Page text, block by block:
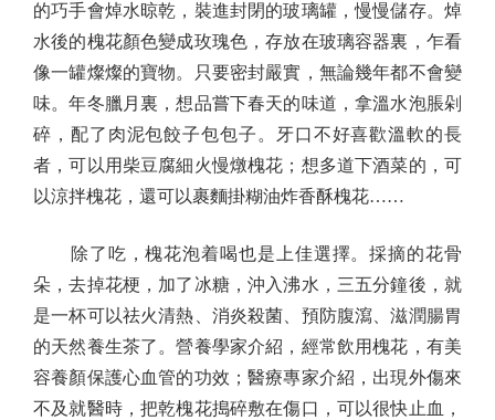
的巧手會焯水晾乾，裝進封閉的玻璃罐，慢慢儲存。焯
水後的槐花顏色變成玫瑰色，存放在玻璃容器裏，乍看
像一罐燦燦的寶物。只要密封嚴實，無論幾年都不會變
味。年冬臘月裏，想品嘗下春天的味道，拿溫水泡脹剁
碎，配了肉泥包餃子包包子。牙口不好喜歡溫軟的長
者，可以用柴豆腐細火慢燉槐花；想多道下酒菜的，可
以涼拌槐花，還可以裹麵掛糊油炸香酥槐花……
除了吃，槐花泡着喝也是上佳選擇。採摘的花骨
朵，去掉花梗，加了冰糖，沖入沸水，三五分鐘後，就
是一杯可以祛火清熱、消炎殺菌、預防腹瀉、滋潤腸胃
的天然養生茶了。營養學家介紹，經常飲用槐花，有美
容養顏保護心血管的功效；醫療專家介紹，出現外傷來
不及就醫時，把乾槐花搗碎敷在傷口，可以很快止血，